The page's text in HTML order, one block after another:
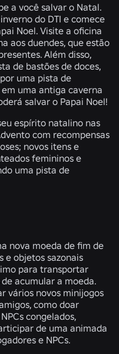
a você salvar o Natal.
do DTI e comece
Noel. Visite a oficina
aos duendes, que estão
Além disso,
de bastões de doces,
uma pista de
uma antiga caverna
salvar o Papai Noel!
espírito natalino nas
com recompensas
novos itens e
femininos e
uma pista de
nova moeda de fim de
e objetos sazonais
para transportar
acumular a moeda.
vários novos minijogos
como doar
congelados,
de uma animada
e NPCs.